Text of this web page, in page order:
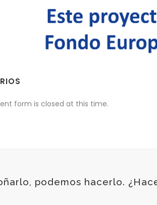
form is closed at this time.
podemos hacerlo.